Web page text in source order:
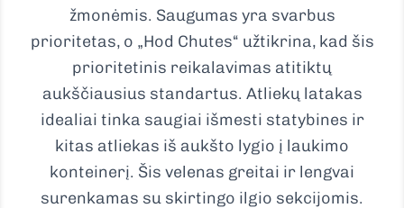
žmonėmis. Saugumas yra svarbus
prioritetas, o „Hod Chutes“ užtikrina, kad šis
prioritetinis reikalavimas atitiktų
aukščiausius standartus. Atliekų latakas
idealiai tinka saugiai išmesti statybines ir
kitas atliekas iš aukšto lygio į laukimo
konteinerį. Šis velenas greitai ir lengvai
surenkamas su skirtingo ilgio sekcijomis.